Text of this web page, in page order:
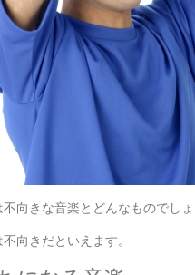
向きな音楽とどんなものでしょ
向きだといえます。